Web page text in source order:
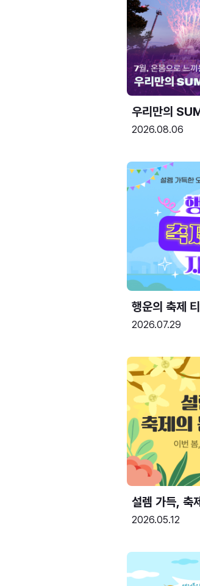
우리만의
2026.08.06
행운의 축제
2026.07.29
설렘 가득, 축
2026.05.12